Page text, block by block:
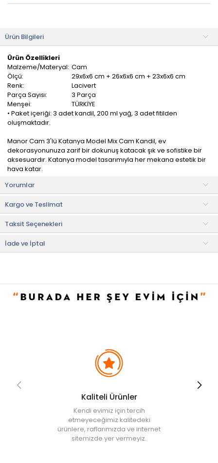
Ürün Bilgileri
Ürün Özellikleri
Malzeme/Materyal: Cam
Ölçü:
29x6x6 cm + 26x6x6 cm + 23x6x6 cm
Renk:
Lacivert
Parça Sayısı:
3 Parça
Menşei:
TÜRKİYE
• Paket içeriği: 3 adet kandil, 200 ml yağ, 3 adet fitilden
oluşmaktadır.
Manor Cam 3'lü Katanya Model Mix Cam Kandil, ev
dekorasyonunuza zarif bir dokunuş katacak şık ve sofistike bir
aksesuardır. Katanya model tasarımıyla her mekana estetik bir
hava katar.
Yüksek kaliteli cam malzemeden üretilen kandiller, dayanıklılığı
ve şeffaf güzelliği ile öne çıkar. Ayaklı yapısı sayesinde her türlü
yüzeyde dengeli bir duruş sergiler ve dekoratif bir vurgu sağlar.
Kullanım ve Bakım Bilgileri
• Nemli bez ile kolaylıkla temizlenebilir.
• Not:Bu fiyat perakende satışlar için belirlenmiştir. Toplu alımlar
Yorumlar
Kargo ve Teslimat
Taksit Seçenekleri
İade ve İptal
Kaliteli Ürünler
Kendi evimiz için tercih
etmeyeceğimiz kalitedeki
ürünlere, raflarımızda ve internet
sitemizde yer vermeyiz.